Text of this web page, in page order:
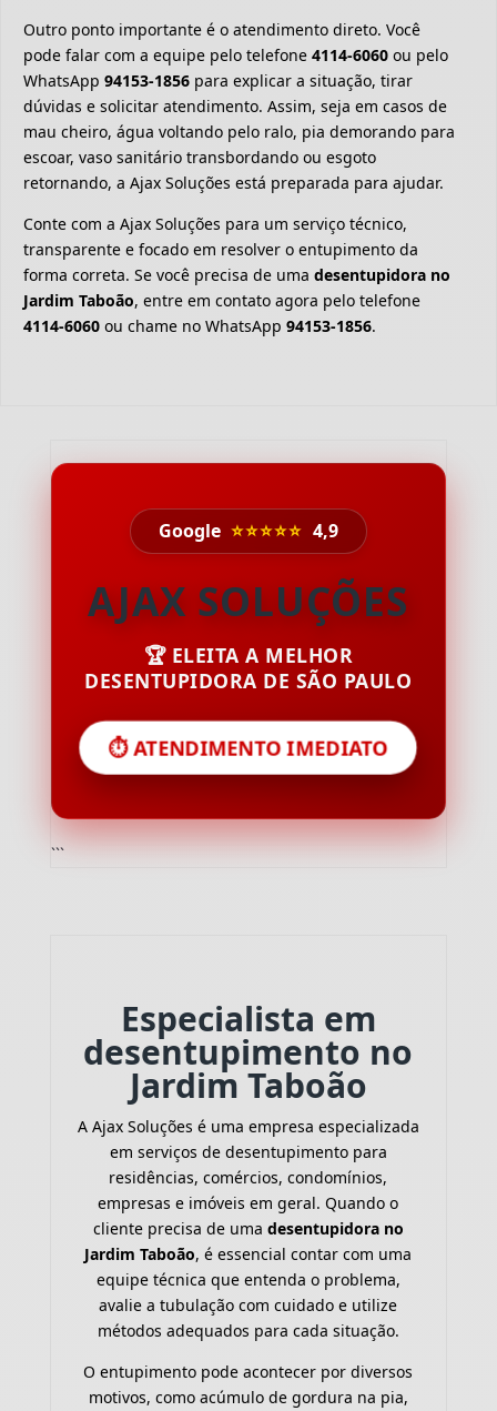
Outro ponto importante é o atendimento direto. Você
pode falar com a equipe pelo telefone 4114-6060 ou pelo
WhatsApp 94153-1856 para explicar a situação, tirar
dúvidas e solicitar atendimento. Assim, seja em casos de
mau cheiro, água voltando pelo ralo, pia demorando para
escoar, vaso sanitário transbordando ou esgoto
retornando, a Ajax Soluções está preparada para ajudar.
Conte com a Ajax Soluções para um serviço técnico,
transparente e focado em resolver o entupimento da
forma correta. Se você precisa de uma desentupidora no
Jardim Taboão, entre em contato agora pelo telefone
4114-6060 ou chame no WhatsApp 94153-1856.
Google ⭐⭐⭐⭐⭐ 4,9
AJAX SOLUÇÕES
🏆 ELEITA A MELHOR
DESENTUPIDORA DE SÃO PAULO
⏱️ ATENDIMENTO IMEDIATO
```
Especialista em
desentupimento no
Jardim Taboão
A Ajax Soluções é uma empresa especializada
em serviços de desentupimento para
residências, comércios, condomínios,
empresas e imóveis em geral. Quando o
cliente precisa de uma desentupidora no
Jardim Taboão, é essencial contar com uma
equipe técnica que entenda o problema,
avalie a tubulação com cuidado e utilize
métodos adequados para cada situação.
O entupimento pode acontecer por diversos
motivos, como acúmulo de gordura na pia,